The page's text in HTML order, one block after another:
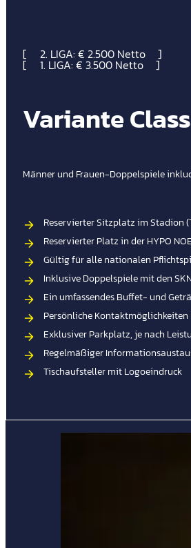
2. LIGA: € 2.500 Netto
1. LIGA: € 3.500 Netto
Variante
Männer und Frauen-Doppelspiele
Reservierter Sitzplatz im Stadion
Reservierter Platz in der HYPO
Gültig für alle nationalen
Inklusive Doppelspiele mit den
Ein umfassendes Buffet- und
Persönliche
Exklusiver Parkplatz, je nach
Regelmäßiger
Tischaufsteller mit Logoeindruck